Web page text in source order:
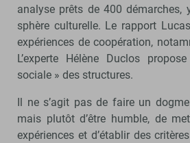
analyse prêts de 400 démarches,
sphère culturelle. Le rapport
expériences de coopération,
L’experte Hélène Duclos
sociale » des structures.
Il ne s’agit pas de faire un
mais plutôt d’être humble, de
expériences et d’établir des